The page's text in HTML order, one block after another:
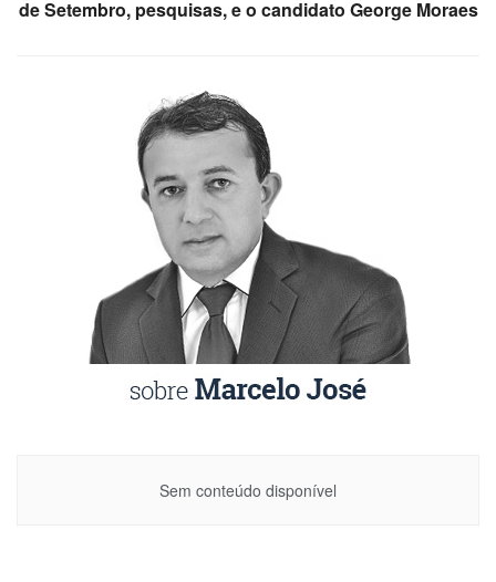
de Setembro, pesquisas, e o candidato George Moraes
Sem conteúdo disponível